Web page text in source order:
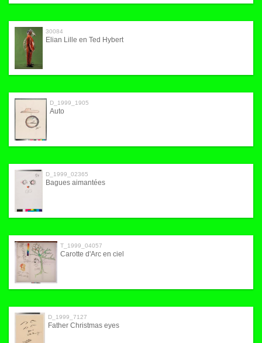
30084
Elian Lille en Ted Hybert
D_1999_1905
Auto
D_1999_02365
Bagues aimantées
T_1999_04057
Carotte d'Arc en ciel
D_1999_7127
Father Christmas eyes